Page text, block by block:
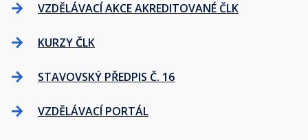
VZDĚLÁVACÍ AKCE AKREDITOVANÉ ČLK
KURZY ČLK
STAVOVSKÝ PŘEDPIS Č. 16
VZDĚLÁVACÍ PORTÁL